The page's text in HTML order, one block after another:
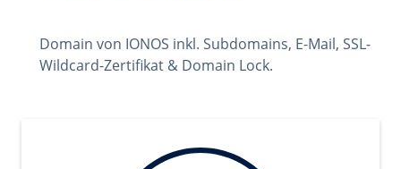
Domain von IONOS inkl. Subdomains, E-Mail, SSL-
Wildcard-Zertifikat & Domain Lock.